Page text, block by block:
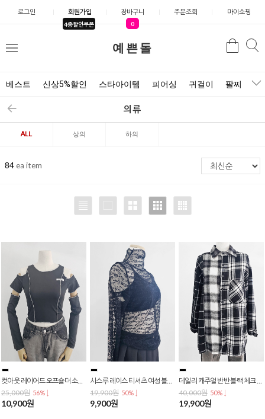
로그인 회원가입
4종할인쿠폰
장바구니
0
주문조회 마이쇼핑
예쁜돌
메
검
베스트 신상5%할인 스타아이템 피어싱 귀걸이 팔찌 목
의류
ALL 상의 하의
84ea item
컷아웃 레이어드 오프숄더 소매 워머 스타일 슬림핏 티셔츠 스트릿룩 T-0134
25,000원 56% ↓
10,900원
시스루 레이스 티셔츠 여성 블랙 레터링 망사 긴팔 레이어드 섹시룩 스트릿룩 T-0133
19,900원 50% ↓
9,900원
40,000원 50% ↓
19,900원